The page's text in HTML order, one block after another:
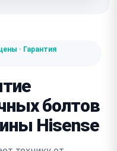
· Гарантия
болтов
Hisense